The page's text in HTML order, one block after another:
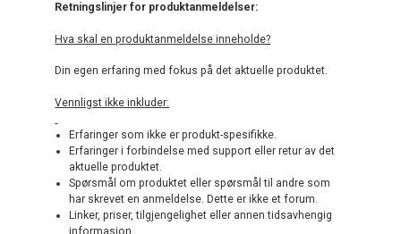
Retningslinjer for produktanmeldelser:
Hva skal en produktanmeldelse inneholde?
Din egen erfaring med fokus på det aktuelle produktet.
Vennligst ikke inkluder:
Erfaringer som ikke er produkt-spesifikke.
Erfaringer i forbindelse med support eller retur av det
aktuelle produktet.
Spørsmål om produktet eller spørsmål til andre som
har skrevet en anmeldelse. Dette er ikke et forum.
Linker, priser, tilgjengelighet eller annen tidsavhengig
informasjon.